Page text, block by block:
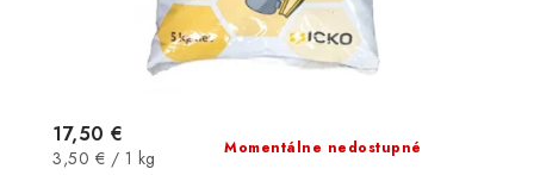
Momentálne nedostupné
17,50 €
Jednotková
3,50 € / 1 kg